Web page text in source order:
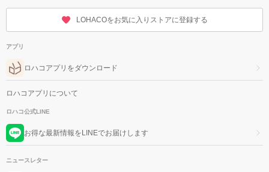
LOHACOをお気に入りストアに登録する
アプリ
ロハコアプリをダウンロード
ロハコアプリについて
ロハコ公式LINE
お得な最新情報をLINEでお届けします
ニュースレター